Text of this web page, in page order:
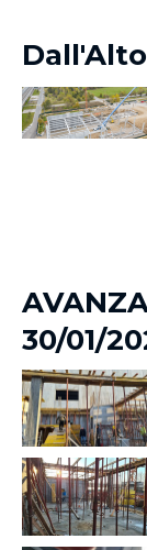
Dall'Alto
30/01/